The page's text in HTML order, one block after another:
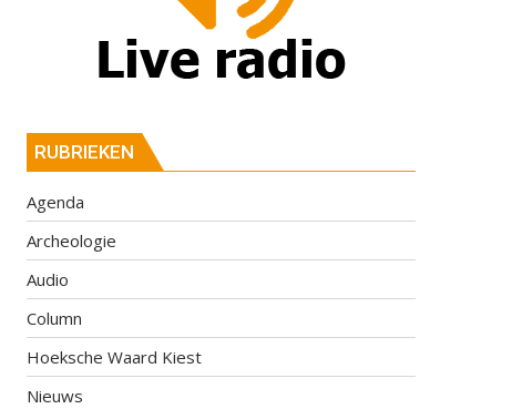
RUBRIEKEN
Agenda
Archeologie
Audio
Column
Hoeksche Waard Kiest
Nieuws